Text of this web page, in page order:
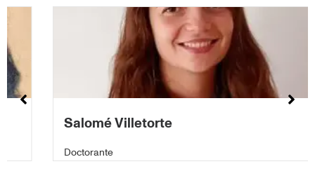
Salomé Villetorte
Doctorante